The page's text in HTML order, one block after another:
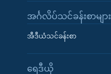
အင်္ဂလိပ်သင်ခန်းစာများ
အီဒီယံသင်ခန်းစာ
ရေဒီယို